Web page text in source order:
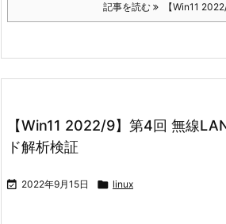
記事を読む 【Win11
【Win11 2022/9】第4回 無線
ド解析検証
 2022年9月15日  linux